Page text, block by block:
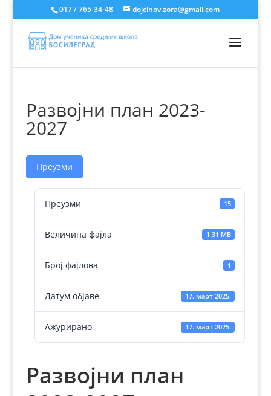
017 / 765-34-48 dojcinov.zora@gmail.com
Развојни план 2023-
2027
Преузми
Преузми 15
Величина фајла 1.31 MB
Број фајлова 1
Датум објаве 17. март 2025.
Ажурирано 17. март 2025.
Развојни план